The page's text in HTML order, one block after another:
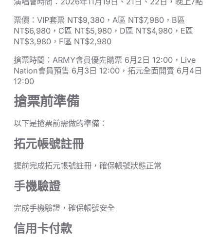
票價：VIP套票 NT$9,380，A區 NT$7,980，B區
NT$6,980，C區 NT$5,980，D區 NT$4,980，E區
NT$3,980，F區 NT$2,980
搶票時間：ARMY會員優先購票 6月2日 12:00，Live
Nation會員預售 6月3日 12:00，拓元全面開賣 6月4日
12:00
搶票前準備
以下是搶票前需做的準備：
拓元帳號註冊
提前完成拓元帳號註冊，確保帳號狀態正常
手機驗證
完成手機驗證，確保帳號安全
信用卡付款